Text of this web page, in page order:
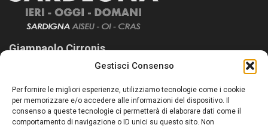
Gestisci Consenso
Per fornire le migliori esperienze, utilizziamo tecnologie come i cookie
per memorizzare e/o accedere alle informazioni del dispositivo. Il
consenso a queste tecnologie ci permetterà di elaborare dati come il
comportamento di navigazione o ID unici su questo sito. Non
Giampaolo Cirronis
Sardegna Ieri-Oggi-Domani nasce per informare “liberamente” i
lettori su quanto accade in Sardegna, con un occhio rivolto al
nostro passato e, soprattutto, al nostro futuro
Follow Us